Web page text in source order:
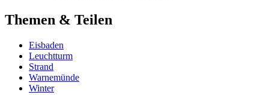
Themen & Teilen
Eisbaden
Leuchtturm
Strand
Warnemünde
Winter